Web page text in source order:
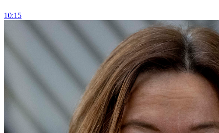
10:15